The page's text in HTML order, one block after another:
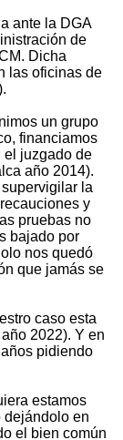
ante la DGA
de
Dicha
las oficinas de
un grupo
financiamos
el juzgado de
año 2014).
la
y
pruebas no
bajado por
nos quedó
que jamás se
caso esta
2022). Y en
pidiendo
estamos
dejándolo en
el bien común